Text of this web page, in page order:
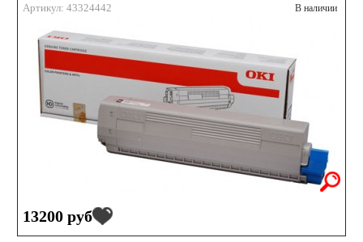
Артикул: 43324442 В наличии
13200 руб